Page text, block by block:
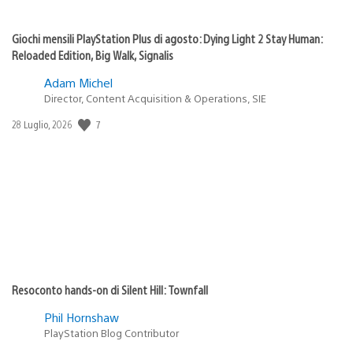
Giochi mensili PlayStation Plus di agosto: Dying Light 2 Stay Human:
Reloaded Edition, Big Walk, Signalis
Adam Michel
Director, Content Acquisition & Operations, SIE
Data
28 Luglio, 2026 7
Resoconto hands-on di Silent Hill: Townfall
Phil Hornshaw
PlayStation Blog Contributor